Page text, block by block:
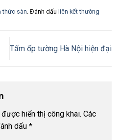
thức sàn . Đánh dấu liên kết thường
Tấm ốp tường Hà Nội hiện đại
hiển thị công khai. Các
dấu *